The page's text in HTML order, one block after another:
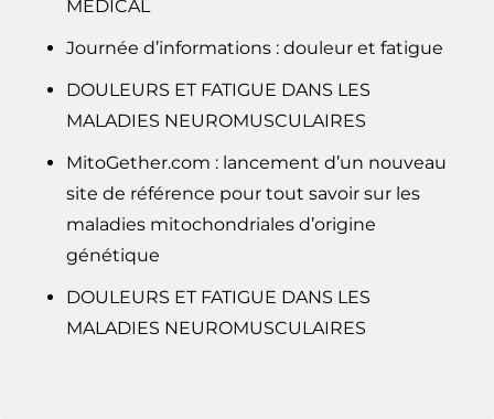
MÉDICAL
Journée d’informations : douleur et fatigue
DOULEURS ET FATIGUE DANS LES
MALADIES NEUROMUSCULAIRES
MitoGether.com : lancement d’un nouveau
site de référence pour tout savoir sur les
maladies mitochondriales d’origine
génétique
DOULEURS ET FATIGUE DANS LES
MALADIES NEUROMUSCULAIRES